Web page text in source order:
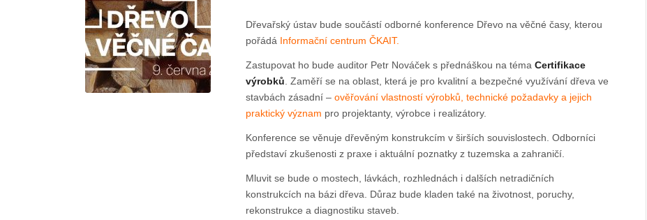
Dřevařský ústav bude součástí odborné konference Dřevo na věčné časy, kterou
pořádá Informační centrum ČKAIT.
Zastupovat ho bude auditor Petr Nováček s přednáškou na téma Certifikace
výrobků . Zaměří se na oblast, která je pro kvalitní a bezpečné využívání dřeva ve
stavbách zásadní – ověřování vlastností výrobků, technické požadavky a jejich
praktický význam pro projektanty, výrobce i realizátory.
Konference se věnuje dřevěným konstrukcím v širších souvislostech. Odborníci
představí zkušenosti z praxe i aktuální poznatky z tuzemska a zahraničí.
Mluvit se bude o mostech, lávkách, rozhlednách i dalších netradičních
konstrukcích na bázi dřeva. Důraz bude kladen také na životnost, poruchy,
rekonstrukce a diagnostiku staveb.